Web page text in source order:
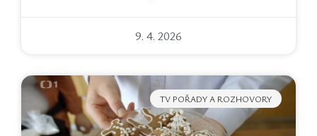
9. 4. 2026
TV POŘADY A ROZHOVORY